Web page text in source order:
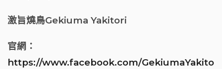
激旨燒鳥Gekiuma Yakitori
官網：
https://www.facebook.com/GekiumaYakito